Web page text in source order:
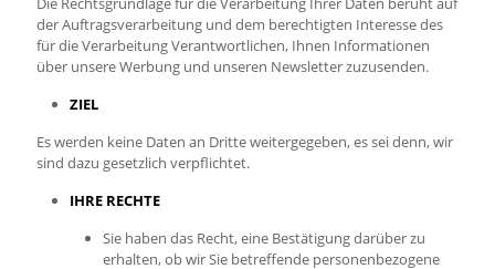
der Auftragsverarbeitung und dem berechtigten Interesse des
für die Verarbeitung Verantwortlichen, Ihnen Informationen
über unsere Werbung und unseren Newsletter zuzusenden.
ZIEL
Es werden keine Daten an Dritte weitergegeben, es sei denn, wir
sind dazu gesetzlich verpflichtet.
IHRE RECHTE
Sie haben das Recht, eine Bestätigung darüber zu
erhalten, ob wir Sie betreffende personenbezogene